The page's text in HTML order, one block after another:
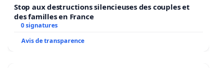
Stop aux destructions silencieuses des couples et
des familles en France
0 signatures
Avis de transparence